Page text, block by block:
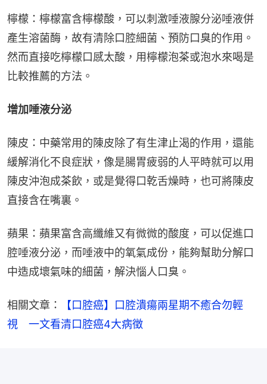
檸檬：檸檬富含檸檬酸，可以刺激唾液腺分泌唾液併
產生溶菌酶，故有清除口腔細菌、預防口臭的作用。
然而直接吃檸檬口感太酸，用檸檬泡茶或泡水來喝是
比較推薦的方法。
增加唾液分泌
陳皮：中藥常用的陳皮除了有生津止渴的作用，還能
緩解消化不良症狀，像是腸胃疲弱的人平時就可以用
陳皮沖泡成茶飲，或是覺得口乾舌燥時，也可將陳皮
直接含在嘴裏。
蘋果：蘋果富含高纖維又有微微的酸度，可以促進口
腔唾液分泌，而唾液中的氧氣成份，能夠幫助分解口
中造成壞氣味的細菌，解決惱人口臭。
相關文章：
【口腔癌】口腔潰瘍兩星期不癒合勿輕
視　一文看清口腔癌4大病徵